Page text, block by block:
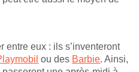
entre eux : ils s’inventeront
ou des Barbie. Ainsi,